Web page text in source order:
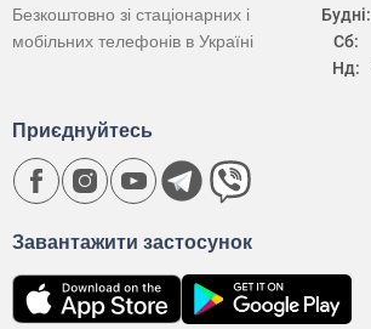
Будні:
Сб:
Нд:
Безкоштовно зі стаціонарних і
мобільних телефонів в Україні
Завантажити застосунок
Приєднуйтесь